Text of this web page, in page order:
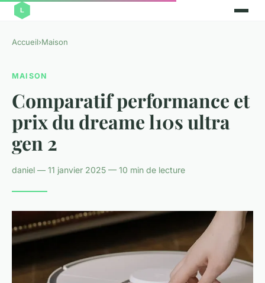
Accueil›Maison
MAISON
Comparatif performance et
prix du dreame l10s ultra
gen 2
daniel — 11 janvier 2025 — 10 min de lecture